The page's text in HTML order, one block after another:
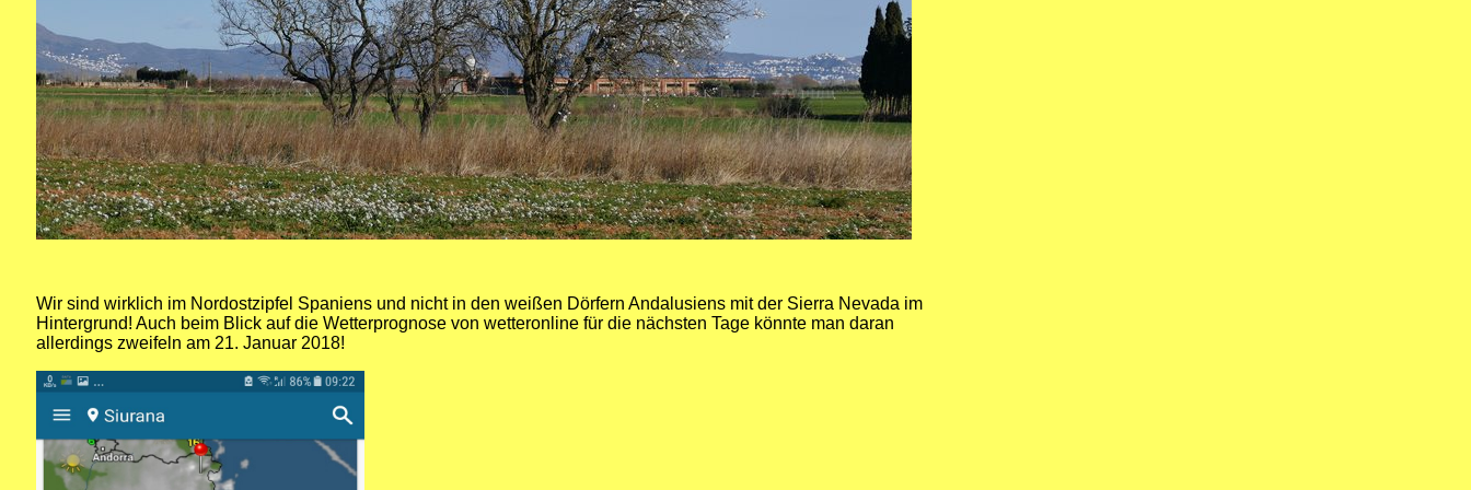
Wir sind wirklich im Nordostzipfel Spaniens und nicht in den weißen Dörfern Andalusiens mit der Sierra Nevada im
Hintergrund! Auch beim Blick auf die Wetterprognose von wetteronline für die nächsten Tage könnte man daran
allerdings zweifeln am 21. Januar 2018!